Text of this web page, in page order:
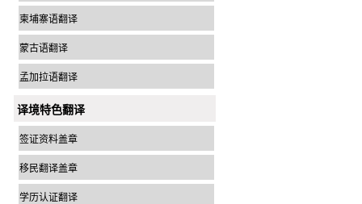
柬埔寨语翻译
蒙古语翻译
孟加拉语翻译
译境特色翻译
签证资料盖章
移民翻译盖章
学历认证翻译